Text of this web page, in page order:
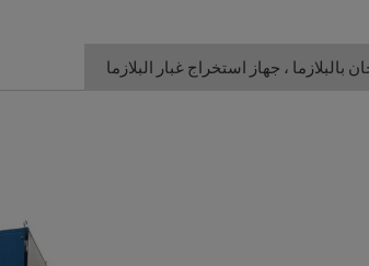
بالبلازما ، جهاز استخراج غبار البلازما